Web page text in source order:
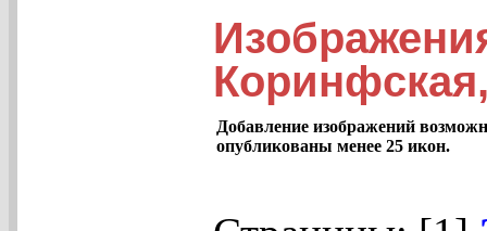
Добавление изображений
опубликованы менее 25 икон.